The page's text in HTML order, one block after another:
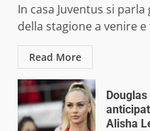
In casa Juventus si
della stagione a venire
Read More
Alisha